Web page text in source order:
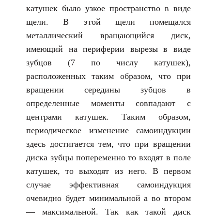
катушек было узкое пространство в виде
щели. В этой щели помещался
металлический вращающийся диск,
имеющий на периферии вырезы в виде
зубцов (7 по числу катушек),
расположенных таким образом, что при
вращении середины зубцов в
определенные моменты совпадают с
центрами катушек. Таким образом,
периодическое изменение самоиндукции
здесь достигается тем, что при вращении
диска зубцы попеременно то входят в поле
катушек, то выходят из него. В первом
случае эффективная самоиндукция
очевидно будет минимальной а во втором
— максимальной. Так как такой диск